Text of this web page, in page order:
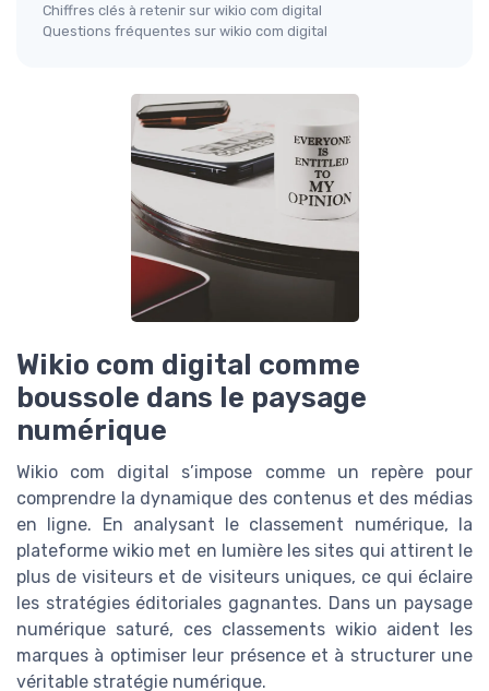
Chiffres clés à retenir sur wikio com digital
Questions fréquentes sur wikio com digital
Wikio com digital comme
boussole dans le paysage
numérique
Wikio com digital s’impose comme un repère pour
comprendre la dynamique des contenus et des médias
en ligne. En analysant le classement numérique, la
plateforme wikio met en lumière les sites qui attirent le
plus de visiteurs et de visiteurs uniques, ce qui éclaire
les stratégies éditoriales gagnantes. Dans un paysage
numérique saturé, ces classements wikio aident les
marques à optimiser leur présence et à structurer une
véritable stratégie numérique.